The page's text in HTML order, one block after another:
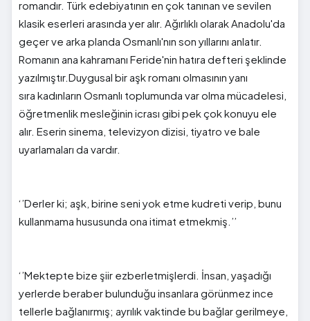
romandır. Türk edebiyatının en çok tanınan ve sevilen
klasik eserleri arasında yer alır. Ağırlıklı olarak Anadolu'da
geçer ve arka planda Osmanlı'nın son yıllarını anlatır.
Romanın ana kahramanı Feride'nin hatıra defteri şeklinde
yazılmıştır. Duygusal bir aşk romanı olmasının yanı
sıra kadınların Osmanlı toplumunda var olma mücadelesi,
öğretmenlik mesleğinin icrası gibi pek çok konuyu ele
alır. Eserin sinema, televizyon dizisi, tiyatro ve bale
uyarlamaları da vardır.
‘’Derler ki; aşk, birine seni yok etme kudreti verip, bunu
kullanmama hususunda ona itimat etmekmiş.’’
‘’Mektepte bize şiir ezberletmişlerdi. İnsan, yaşadığı
yerlerde beraber bulunduğu insanlara görünmez ince
tellerle bağlanırmış; ayrılık vaktinde bu bağlar gerilmeye,